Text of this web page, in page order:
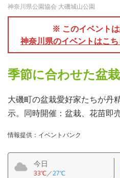
神奈川県公園協会 大磯城山公園
※ このイベントは
神奈川県のイベントはこち
季節に合わせた盆
大磯町の盆栽愛好家たちが丹
示。同時開催：盆栽、花苗即
情報提供：イベントバンク
今日
33℃／27℃